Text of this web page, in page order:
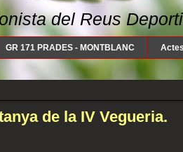
del Reus
GR 171 PRADES - MONTBLANC
de la IV Vegueria.